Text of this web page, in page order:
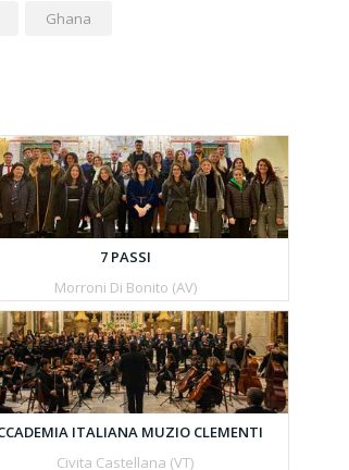
Ghana
7 PASSI
Morroni Di Bonito (AV)
ITALIANA MUZIO CLEMENTI
Civita Castellana (VT)